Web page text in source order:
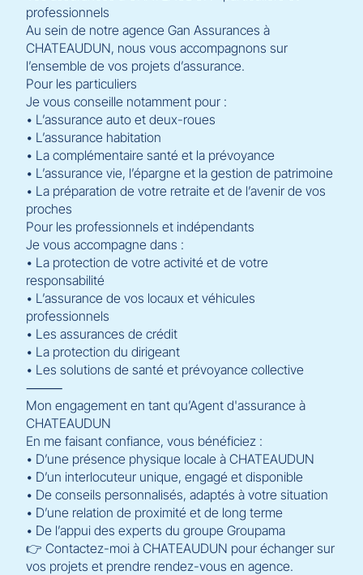
professionnels
Au sein de notre agence Gan Assurances à
CHATEAUDUN, nous vous accompagnons sur
l’ensemble de vos projets d’assurance.
Pour les particuliers
Je vous conseille notamment pour :
• L’assurance auto et deux-roues
• L’assurance habitation
• La complémentaire santé et la prévoyance
• L’assurance vie, l’épargne et la gestion de patrimoine
• La préparation de votre retraite et de l’avenir de vos
proches
Pour les professionnels et indépendants
Je vous accompagne dans :
• La protection de votre activité et de votre
responsabilité
• L’assurance de vos locaux et véhicules
professionnels
• Les assurances de crédit
• La protection du dirigeant
• Les solutions de santé et prévoyance collective
⸻
Mon engagement en tant qu’Agent d'assurance à
CHATEAUDUN
En me faisant confiance, vous bénéficiez :
• D’une présence physique locale à CHATEAUDUN
• D’un interlocuteur unique, engagé et disponible
• De conseils personnalisés, adaptés à votre situation
• D’une relation de proximité et de long terme
• De l’appui des experts du groupe Groupama
👉 Contactez-moi à CHATEAUDUN pour échanger sur
vos projets et prendre rendez-vous en agence.